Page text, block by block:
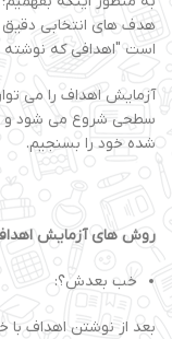
هدف های انتخابی
است "اهدافی که نوشته
آزمایش اهداف را می
سطحی شروع می شود و
شده خود را بسنجیم.
روش های آزمایش
خب بعدش؟:
بعد از نوشتن اهداف